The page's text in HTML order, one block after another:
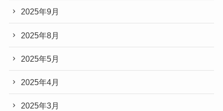
2025年9月
2025年8月
2025年5月
2025年4月
2025年3月